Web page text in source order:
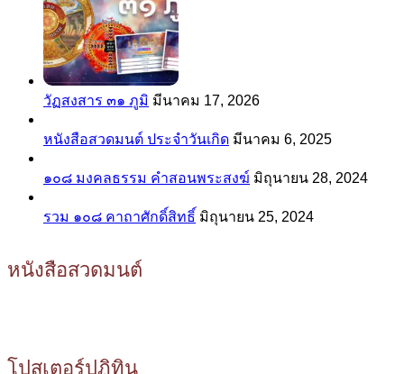
วัฏสงสาร ๓๑ ภูมิ มีนาคม 17, 2026
หนังสือสวดมนต์ ประจำวันเกิด มีนาคม 6, 2025
๑๐๘ มงคลธรรม คำสอนพระสงฆ์ มิถุนายน 28, 2024
รวม ๑๐๘ คาถาศักดิ์สิทธิ์ มิถุนายน 25, 2024
หนังสือสวดมนต์
โปสเตอร์ปฏิทิน